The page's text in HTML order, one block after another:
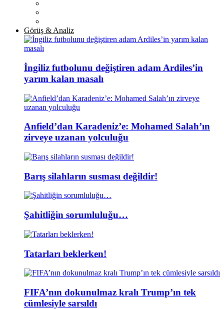
Görüş & Analiz
İngiliz futbolunu değiştiren adam Ardiles’in
yarım kalan masalı
Anfield’dan Karadeniz’e: Mohamed Salah’ın
zirveye uzanan yolculuğu
Barış silahların susması değildir!
Şahitliğin sorumluluğu…
Tatarları beklerken!
FIFA’nın dokunulmaz kralı Trump’ın tek
cümlesiyle sarsıldı